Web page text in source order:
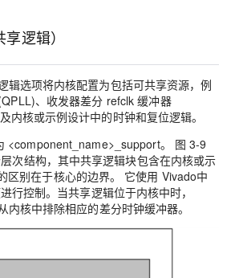
逻辑）
辑选项将内核配置为包括可共享资源，例
、收发器差分 refclk 缓冲器
内核或示例设计中的时钟和复位逻辑。
<component_name>_support。 图 3-9
次结构，其中共享逻辑块包含在内核或示
区别在于核心的边界。 它使用 Vivado中
行控制。当共享逻辑位于内核中时，
核中排除相应的差分时钟缓冲器。